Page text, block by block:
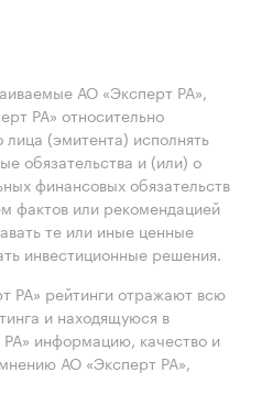
АО «Эксперт РА»,
РА» относительно
(эмитента) исполнять
обязательства и (или) о
финансовых обязательств
фактов или рекомендацией
те или иные ценные
инвестиционные решения.
РА» рейтинги отражают всю
и находящуюся в
информацию, качество и
АО «Эксперт РА»,